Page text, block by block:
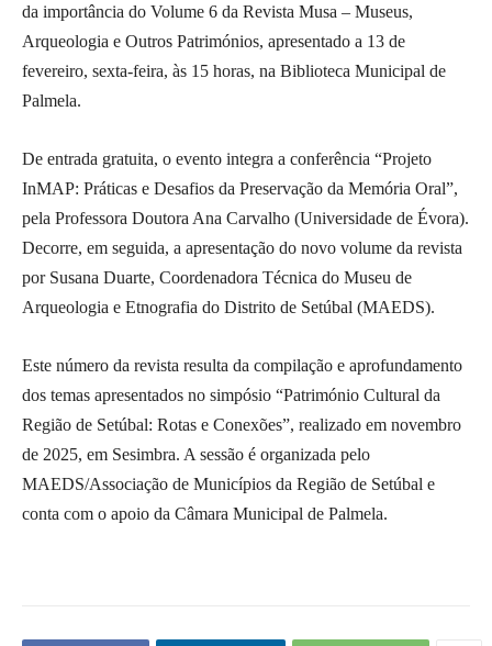
da importância do Volume 6 da Revista Musa – Museus,
Arqueologia e Outros Patrimónios, apresentado a 13 de
fevereiro, sexta-feira, às 15 horas, na Biblioteca Municipal de
Palmela.
De entrada gratuita, o evento integra a conferência “Projeto
InMAP: Práticas e Desafios da Preservação da Memória Oral”,
pela Professora Doutora Ana Carvalho (Universidade de Évora).
Decorre, em seguida, a apresentação do novo volume da revista
por Susana Duarte, Coordenadora Técnica do Museu de
Arqueologia e Etnografia do Distrito de Setúbal (MAEDS).
Este número da revista resulta da compilação e aprofundamento
dos temas apresentados no simpósio “Património Cultural da
Região de Setúbal: Rotas e Conexões”, realizado em novembro
de 2025, em Sesimbra. A sessão é organizada pelo
MAEDS/Associação de Municípios da Região de Setúbal e
conta com o apoio da Câmara Municipal de Palmela.